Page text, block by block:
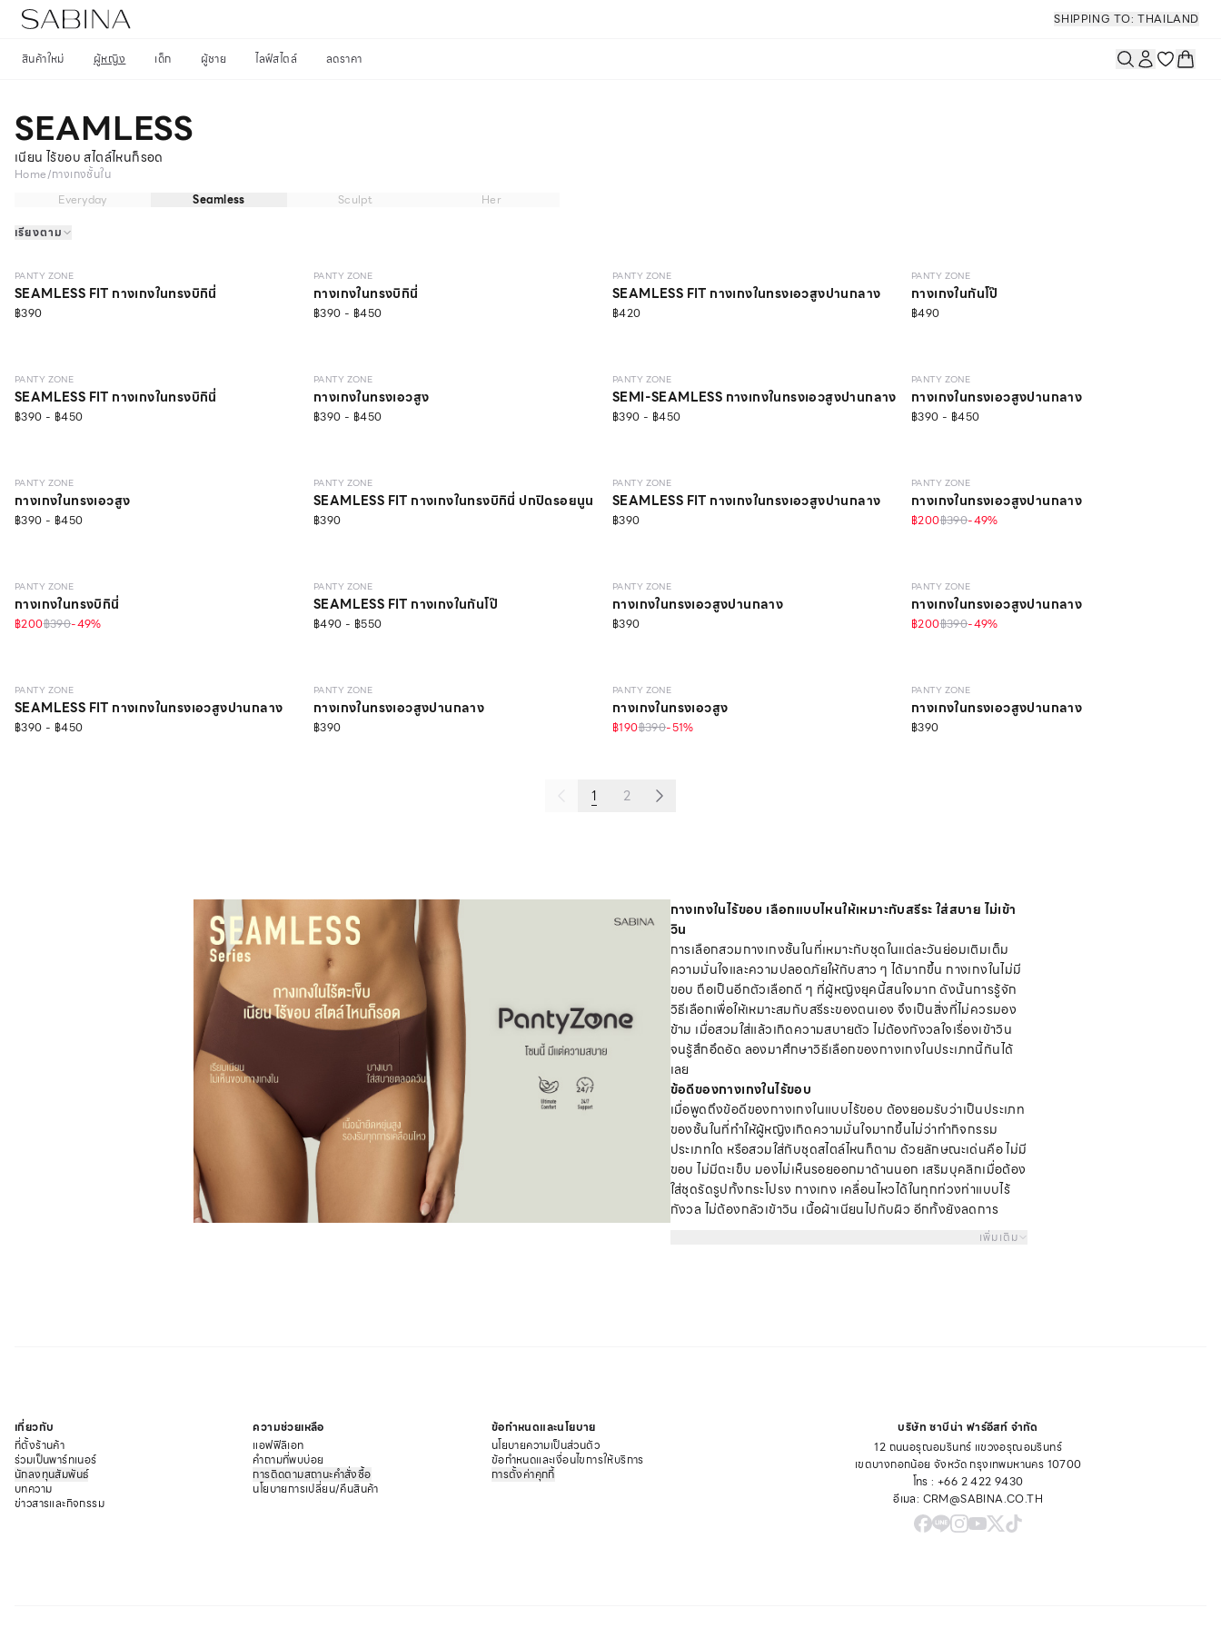
SHIPPING TO: THAILAND
สินค้าใหม่ ผู้หญิง เด็ก ผู้ชาย ไลฟ์สไตล์ ลดราคา
SEAMLESS
เนียน ไร้ขอบ สไตล์ไหนก็รอด
Home/กางเกงชั้นใน
Everyday
Seamless Sculpt
Her
เรียงตาม
NEW SEAMLESS
PANTY ZONE
SEAMLESS FIT กางเกงในทรงบิกินี่
฿390
PANTY ZONE
กางเกงในทรงบิกินี่
฿390 - ฿450
PANTY ZONE
SEAMLESS FIT กางเกงในทรงเอวสูงปานกลาง
฿420
PANTY ZONE
กางเกงในกันโป๊
฿490
PANTY ZONE
SEAMLESS FIT กางเกงในทรงบิกินี่
฿390 - ฿450
PANTY ZONE
กางเกงในทรงเอวสูง
฿390 - ฿450
PANTY ZONE
SEMI-SEAMLESS กางเกงในทรงเอวสูงปานกลาง
฿390 - ฿450
PANTY ZONE
กางเกงในทรงเอวสูงปานกลาง
฿390 - ฿450
PANTY ZONE
กางเกงในทรงเอวสูง
฿390 - ฿450
PANTY ZONE
SEAMLESS FIT กางเกงในทรงบิกินี่ ปกปิดรอยนูน
฿390
PANTY ZONE
SEAMLESS FIT กางเกงในทรงเอวสูงปานกลาง
฿390
PANTY ZONE
กางเกงในทรงเอวสูงปานกลาง
฿200฿390-49%
PANTY ZONE
กางเกงในทรงบิกินี่
฿200฿390-49%
PANTY ZONE
SEAMLESS FIT กางเกงในกันโป๊
฿490 - ฿550
PANTY ZONE
กางเกงในทรงเอวสูงปานกลาง
฿390
PANTY ZONE
กางเกงในทรงเอวสูงปานกลาง
฿200฿390-49%
PANTY ZONE
SEAMLESS FIT กางเกงในทรงเอวสูงปานกลาง
฿390 - ฿450
PANTY ZONE
กางเกงในทรงเอวสูงปานกลาง
฿390
PANTY ZONE
กางเกงในทรงเอวสูง
฿190฿390-51%
PANTY ZONE
กางเกงในทรงเอวสูงปานกลาง
฿390
1 2
กางเกงในไร้ขอบ เลือกแบบไหนให้เหมาะกับสรีระ ใส่สบาย ไม่เข้า
วิน
การเลือกสวมกางเกงชั้นในที่เหมาะกับชุดในแต่ละวันย่อมเติมเต็ม
ความมั่นใจและความปลอดภัยให้กับสาว ๆ ได้มากขึ้น กางเกงในไม่มี
ขอบ ถือเป็นอีกตัวเลือกดี ๆ ที่ผู้หญิงยุคนี้สนใจมาก ดังนั้นการรู้จัก
วิธีเลือกเพื่อให้เหมาะสมกับสรีระของตนเอง จึงเป็นสิ่งที่ไม่ควรมอง
ข้าม เมื่อสวมใส่แล้วเกิดความสบายตัว ไม่ต้องกังวลใจเรื่องเข้าวิน
จนรู้สึกอึดอัด ลองมาศึกษาวิธีเลือกของกางเกงในประเภทนี้กันได้
เลย
ข้อดีของกางเกงในไร้ขอบ
เมื่อพูดถึงข้อดีของกางเกงในแบบไร้ขอบ ต้องยอมรับว่าเป็นประเภท
ของชั้นในที่ทำให้ผู้หญิงเกิดความมั่นใจมากขึ้นไม่ว่าทำกิจกรรม
ประเภทใด หรือสวมใส่กับชุดสไตล์ไหนก็ตาม ด้วยลักษณะเด่นคือ ไม่มี
ขอบ ไม่มีตะเข็บ มองไม่เห็นรอยออกมาด้านนอก เสริมบุคลิกเมื่อต้อง
ใส่ชุดรัดรูปทั้งกระโปรง กางเกง เคลื่อนไหวได้ในทุกท่วงท่าแบบไร้
กังวล ไม่ต้องกลัวเข้าวิน เนื้อผ้าเนียนไปกับผิว อีกทั้งยังลดการ
ระคายเคือง การเสียดสีระหว่างผิวหนังกับตะเข็บ เหมาะกับทุก
สำหรับสาว ๆ คนไหนที่อยากใช้งานกางเกงในประเภทนี้กันแล้ว จะขอ
แนะนำวิธีเลือกเพื่อให้ได้ลักษณะที่เหมาะกับตนเองมากที่สุด รวมถึง
ยังตอบโจทย์ในการใช้ชีวิตประจำวันอย่างดีเยี่ยม
กางเกงในไร้ขอบ เนื้อผ้า Support เก็บพุง
หากสาว ๆ เริ่มรู้สึกว่าตนเองมีพุง หรือหุ่นไม่กระชับ กางเกงในไร้ขอบ
เพิ่มเติม
เกี่ยวกับ
ที่ตั้งร้านค้า
ร่วมเป็นพาร์ทเนอร์
นักลงทุนสัมพันธ์
บทความ
ข่าวสารและกิจกรรม
ความช่วยเหลือ
แอฟฟิลิเอท
คำถามที่พบบ่อย
การติดตามสถานะคำสั่งซื้อ
นโยบายการเปลี่ยน/คืนสินค้า
ข้อกำหนดและนโยบาย
นโยบายความเป็นส่วนตัว
ข้อกำหนดและเงื่อนไขการให้บริการ
การตั้งค่าคุกกี้
บริษัท ซาบีน่า ฟาร์อีสท์ จำกัด
12 ถนนอรุณอมรินทร์ แขวงอรุณอมรินทร์
เขตบางกอกน้อย จังหวัด กรุงเทพมหานคร 10700
โทร : +66 2 422 9430
อีเมล: CRM@SABINA.CO.TH